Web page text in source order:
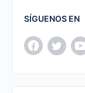
SÍGUENOS EN